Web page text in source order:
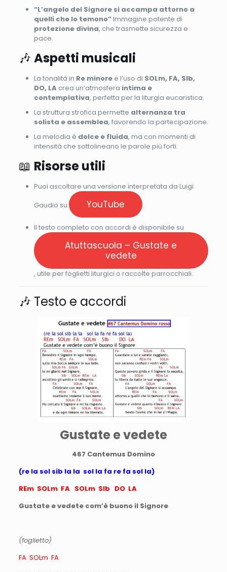
“L’angelo del Signore si accampa attorno a
quelli che lo temono”Immagine potente di
protezione divina, che trasmette sicurezza e
pace.
🎶 Aspetti musicali
La tonalità in Re minoree l’uso di SOLm, FA, SIb,
DO, LAcrea un’atmosfera intima e
contemplativa, perfetta per la liturgia eucaristica.
La struttura strofica permette alternanza tra
solista e assemblea, favorendo la partecipazione.
La melodia è dolce e fluida, ma con momenti di
intensità che sottolineano le parole più forti.
📖 Risorse utili
Puoi ascoltare una versione interpretata da Luigi
Gaudio su
YouTube .
Il testo completo con accordi è disponibile su
Atuttascuola – Gustate e
vedete
, utile per foglietti liturgici o raccolte parrocchiali.
🎶 Testo e accordi
Gustate e vedete
467 Cantemus Domino
(re la sol sib la la sol la fa re fa sol la)
REm SOLm FA SOLm SIb DO LA
Gustate e vedete com’è buono il Signore
(foglietto)
FA SOLm FA